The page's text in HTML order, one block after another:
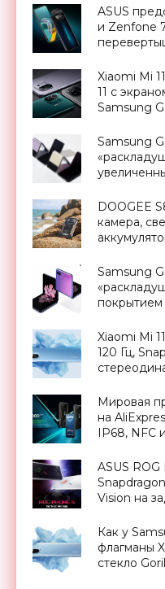
МП и
ASUS
и Zenfone
Xiaomi Mi
11 с
Samsung
Samsung
DOOGEE
камера,
Samsung
Xiaomi Mi
120 Гц,
зарядкой
Мировая
на
IP68, NFC
ASUS
Vision на
Как у
флагманы
стекло